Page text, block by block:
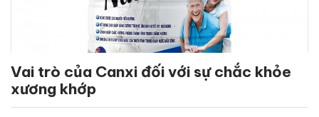
Vai trò của Canxi đối với sự chắc khỏe
xương khớp